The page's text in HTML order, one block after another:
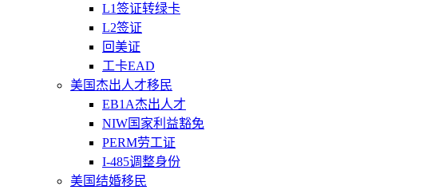
L1签证转绿卡
L2签证
回美证
工卡EAD
美国杰出人才移民
EB1A杰出人才
NIW国家利益豁免
PERM劳工证
I-485调整身份
美国结婚移民